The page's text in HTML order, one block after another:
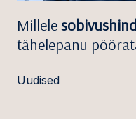
Millele
tähelepanu
Uudised